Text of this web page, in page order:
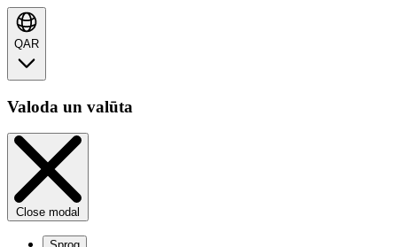
QAR
Valoda un valūta
Close modal